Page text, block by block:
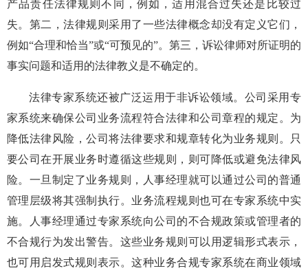
产品责任法律规则不同，例如，适用混合过失还是比较过
失。第二，法律规则采用了一些法律概念却没有定义它们，
例如“合理和恰当”或“可预见的”。第三，诉讼律师对所证明的
事实问题和适用的法律教义是不确定的。
法律专家系统还被广泛运用于非诉讼领域。公司采用专
家系统来确保公司业务流程符合法律和公司章程的规定。为
降低法律风险，公司将法律要求和规章转化为业务规则。只
要公司在开展业务时遵循这些规则，则可降低或避免法律风
险。一旦制定了业务规则，人事经理就可以通过公司的普通
管理层级将其强制执行。业务流程规则也可在专家系统中实
施。人事经理通过专家系统向公司的不合规政策或管理者的
不合规行为发出警告。这些业务规则可以用逻辑形式表示，
也可用启发式规则表示。这种业务合规专家系统在商业领域